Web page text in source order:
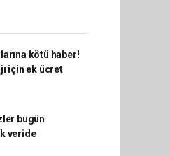
kötü haber!
için ek ücret
bugün
veride